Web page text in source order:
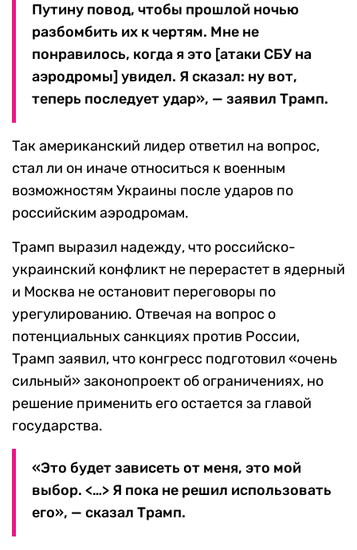
Путину повод, чтобы прошлой ночью
разбомбить их к чертям. Мне не
понравилось, когда я это [атаки СБУ на
аэродромы] увидел. Я сказал: ну вот,
теперь последует удар», — заявил Трамп.
Так американский лидер ответил на вопрос,
стал ли он иначе относиться к военным
возможностям Украины после ударов по
российским аэродромам.
Трамп выразил надежду, что российско-
украинский конфликт не перерастет в ядерный
и Москва не остановит переговоры по
урегулированию. Отвечая на вопрос о
потенциальных санкциях против России,
Трамп заявил, что конгресс подготовил «очень
сильный» законопроект об ограничениях, но
решение применить его остается за главой
государства.
«Это будет зависеть от меня, это мой
выбор. <…> Я пока не решил использовать
его», — сказал Трамп.